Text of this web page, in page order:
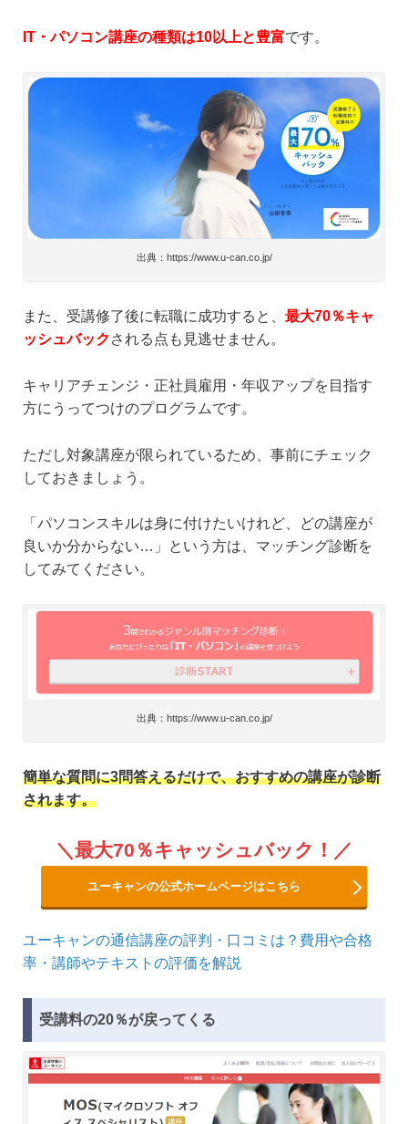
IT・パソコン講座の種類は10以上と豊富です。
出典：https://www.u-can.co.jp/
また、受講修了後に転職に成功すると、 最大70％キャ
ッシュバック される点も見逃せません。
キャリアチェンジ・正社員雇用・年収アップを目指す
方にうってつけのプログラムです。
ただし対象講座が限られているため、事前にチェック
しておきましょう。
「パソコンスキルは身に付けたいけれど、どの講座が
良いか分からない…」という方は、マッチング診断を
してみてください。
出典：https://www.u-can.co.jp/
簡単な質問に3問答えるだけで、おすすめの講座が診断
されます。
最大70％キャッシュバック！
ユーキャンの公式ホームページはこちら
ユーキャンの通信講座の評判・口コミは？費用や合格
率・講師やテキストの評価を解説
受講料の20％が戻ってくる